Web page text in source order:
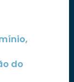
do